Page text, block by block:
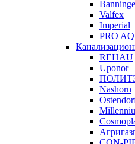
Valfex
Imperial
PRO
REHAU
Uponor
Nashorn